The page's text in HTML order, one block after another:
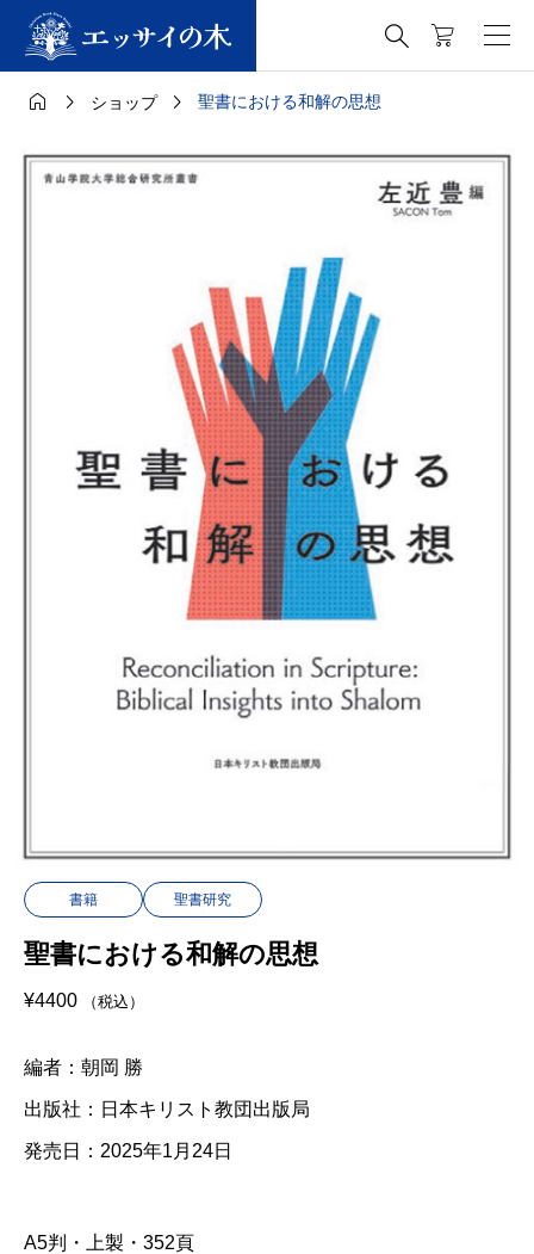

  ショップ  聖書における和解の思想
書籍 聖書研究
聖書における和解の思想
¥4400 （税込）
編者：朝岡 勝
出版社：日本キリスト教団出版局
発売日：2025年1月24日
A5判・上製・352頁